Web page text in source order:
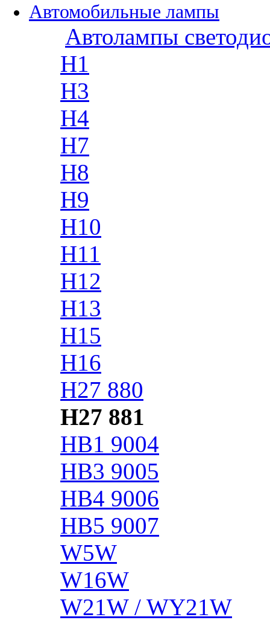
Автомобильные лампы
Автолампы
H1
H3
H4
H7
H8
H9
H10
H11
H12
H13
H15
H16
H27 880
H27 881
HB1 9004
HB3 9005
HB4 9006
HB5 9007
W5W
W16W
W21W / WY21W